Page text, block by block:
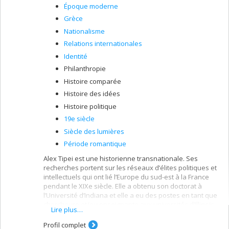
Canada.Époque moderne
Grèce
Nationalisme
Relations internationales
Identité
Philanthropie
Histoire comparée
Histoire des idées
Histoire politique
19e siècle
Siècle des lumières
Période romantique
Alex Tipei est une historienne transnationale. Ses
recherches portent sur les réseaux d’élites politiques et
intellectuels qui ont lié l’Europe du sud-est à la France
pendant le XIXe siècle. Elle a obtenu son doctorat à
l’Université d’Indiana et elle a eu des postes en tant que
Princeton, McGill et de Bucarest avant de commencer sa
position chez UdeM.
Lire plus…
Profil complet